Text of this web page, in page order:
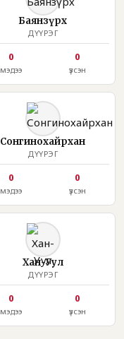
Баянзүрх
ДҮҮРЭГ
0
мэдээ
0
үзсэн
Сонгинохайрхан
ДҮҮРЭГ
0
мэдээ
0
үзсэн
Хан-Уул
ДҮҮРЭГ
0
мэдээ
0
үзсэн